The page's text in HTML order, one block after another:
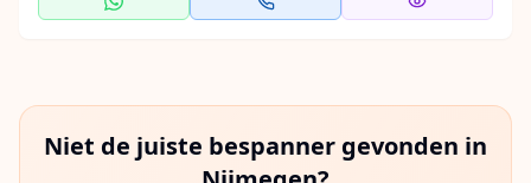
Niet de juiste bespanner gevonden in